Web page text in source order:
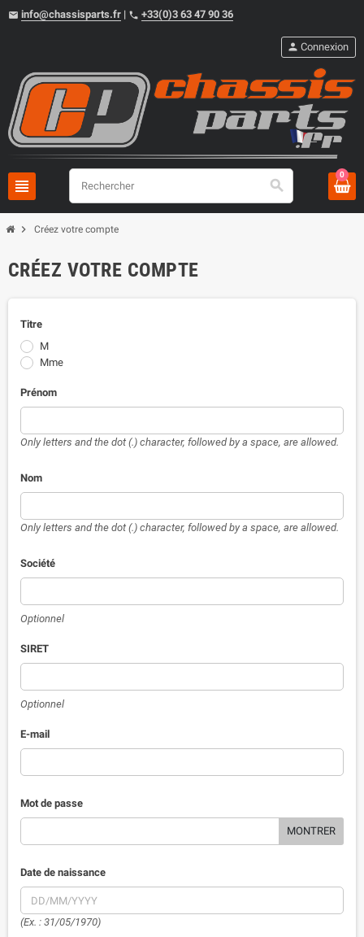
email info@chassisparts.fr | phone +33(0)3 63 47 90 36
view_headline search
person Connexion
0
chevron_right Créez votre compte
CRÉEZ VOTRE COMPTE
Titre
M
Mme
Prénom
Only letters and the dot (.) character, followed by a space, are allowed.
Nom
Only letters and the dot (.) character, followed by a space, are allowed.
Société
Optionnel
SIRET
Optionnel
E-mail
Mot de passe
MONTRER
Date de naissance
(Ex. : 31/05/1970)